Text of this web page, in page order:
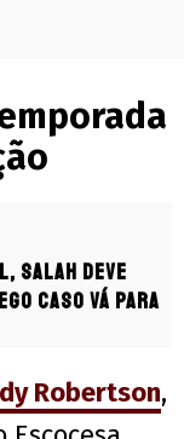
Salah deve
caso vá para
Robertson,